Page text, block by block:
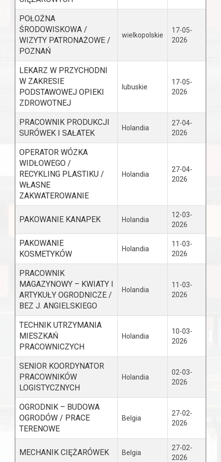
POŁOŻNA
ŚRODOWISKOWA /
WIZYTY PATRONAŻOWE /
POZNAŃ
wielkopolskie
17-05-
2026
LEKARZ W PRZYCHODNI
W ZAKRESIE
PODSTAWOWEJ OPIEKI
ZDROWOTNEJ
lubuskie
17-05-
2026
PRACOWNIK PRODUKCJI
SURÓWEK I SAŁATEK
Holandia
27-04-
2026
OPERATOR WÓZKA
WIDŁOWEGO /
RECYKLING PLASTIKU /
WŁASNE
ZAKWATEROWANIE
Holandia
27-04-
2026
PAKOWANIE KANAPEK Holandia
12-03-
2026
PAKOWANIE
KOSMETYKÓW
Holandia
11-03-
2026
PRACOWNIK
MAGAZYNOWY – KWIATY I
ARTYKUŁY OGRODNICZE /
BEZ J. ANGIELSKIEGO
Holandia
11-03-
2026
TECHNIK UTRZYMANIA
MIESZKAŃ
PRACOWNICZYCH
Holandia
10-03-
2026
SENIOR KOORDYNATOR
PRACOWNIKÓW
LOGISTYCZNYCH
Holandia
02-03-
2026
OGRODNIK – BUDOWA
OGRODÓW / PRACE
TERENOWE
Belgia
27-02-
2026
MECHANIK CIĘŻARÓWEK Belgia
27-02-
2026